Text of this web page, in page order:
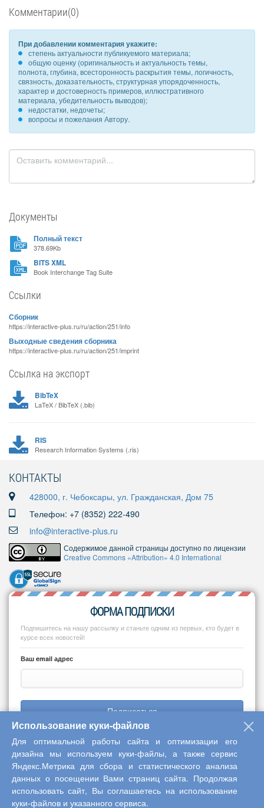
Комментарии(0)
При добавлении комментария укажите:
степень актуальности публикуемого материала;
общую оценку (оригинальность и актуальность темы,
полнота, глубина, всесторонность раскрытия темы, логичность,
связность, доказательность, структурная упорядоченность,
характер и достоверность примеров, иллюстративного
материала, убедительность выводов);
недостатки, недочеты;
вопросы и пожелания Автору.
Документы
Полный текст
378.69Kb
BITS XML
Book Interchange Tag Suite
Ссылки
Сборник
https://interactive-plus.ru/ru/action/251/info
Выходные сведения сборника
https://interactive-plus.ru/ru/action/251/imprint
Ссылка на экспорт
BibTeX
LaTeX / BibTeX (.bib)
RIS
Research Information Systems (.ris)
КОНТАКТЫ
428000, г. Чебоксары, ул. Гражданская, Дом 75
Телефон: +7 (8352) 222-490
info@interactive-plus.ru
Содержимое данной страницы доступно по лицензии
Creative Commons «Attribution» 4.0 International
ФОРМА ПОДПИСКИ
Подпишитесь на нашу рассылку и станьте одним из первых, кто будет в
курсе всех новостей!
Ваш email адрес
Подписаться
Copyright © 2013-2026 Центр научного сотрудничества «Интерактив
плюс»
Использование куки-файлов
Для оптимальной работы сайта и оптимизации его
дизайна мы используем куки-файлы, а также сервис
Яндекс.Метрика для сбора и статистического анализа
данных о посещении Вами страниц сайта. Продолжая
использовать сайт, Вы соглашаетесь на использование
куки-файлов и указанного сервиса.